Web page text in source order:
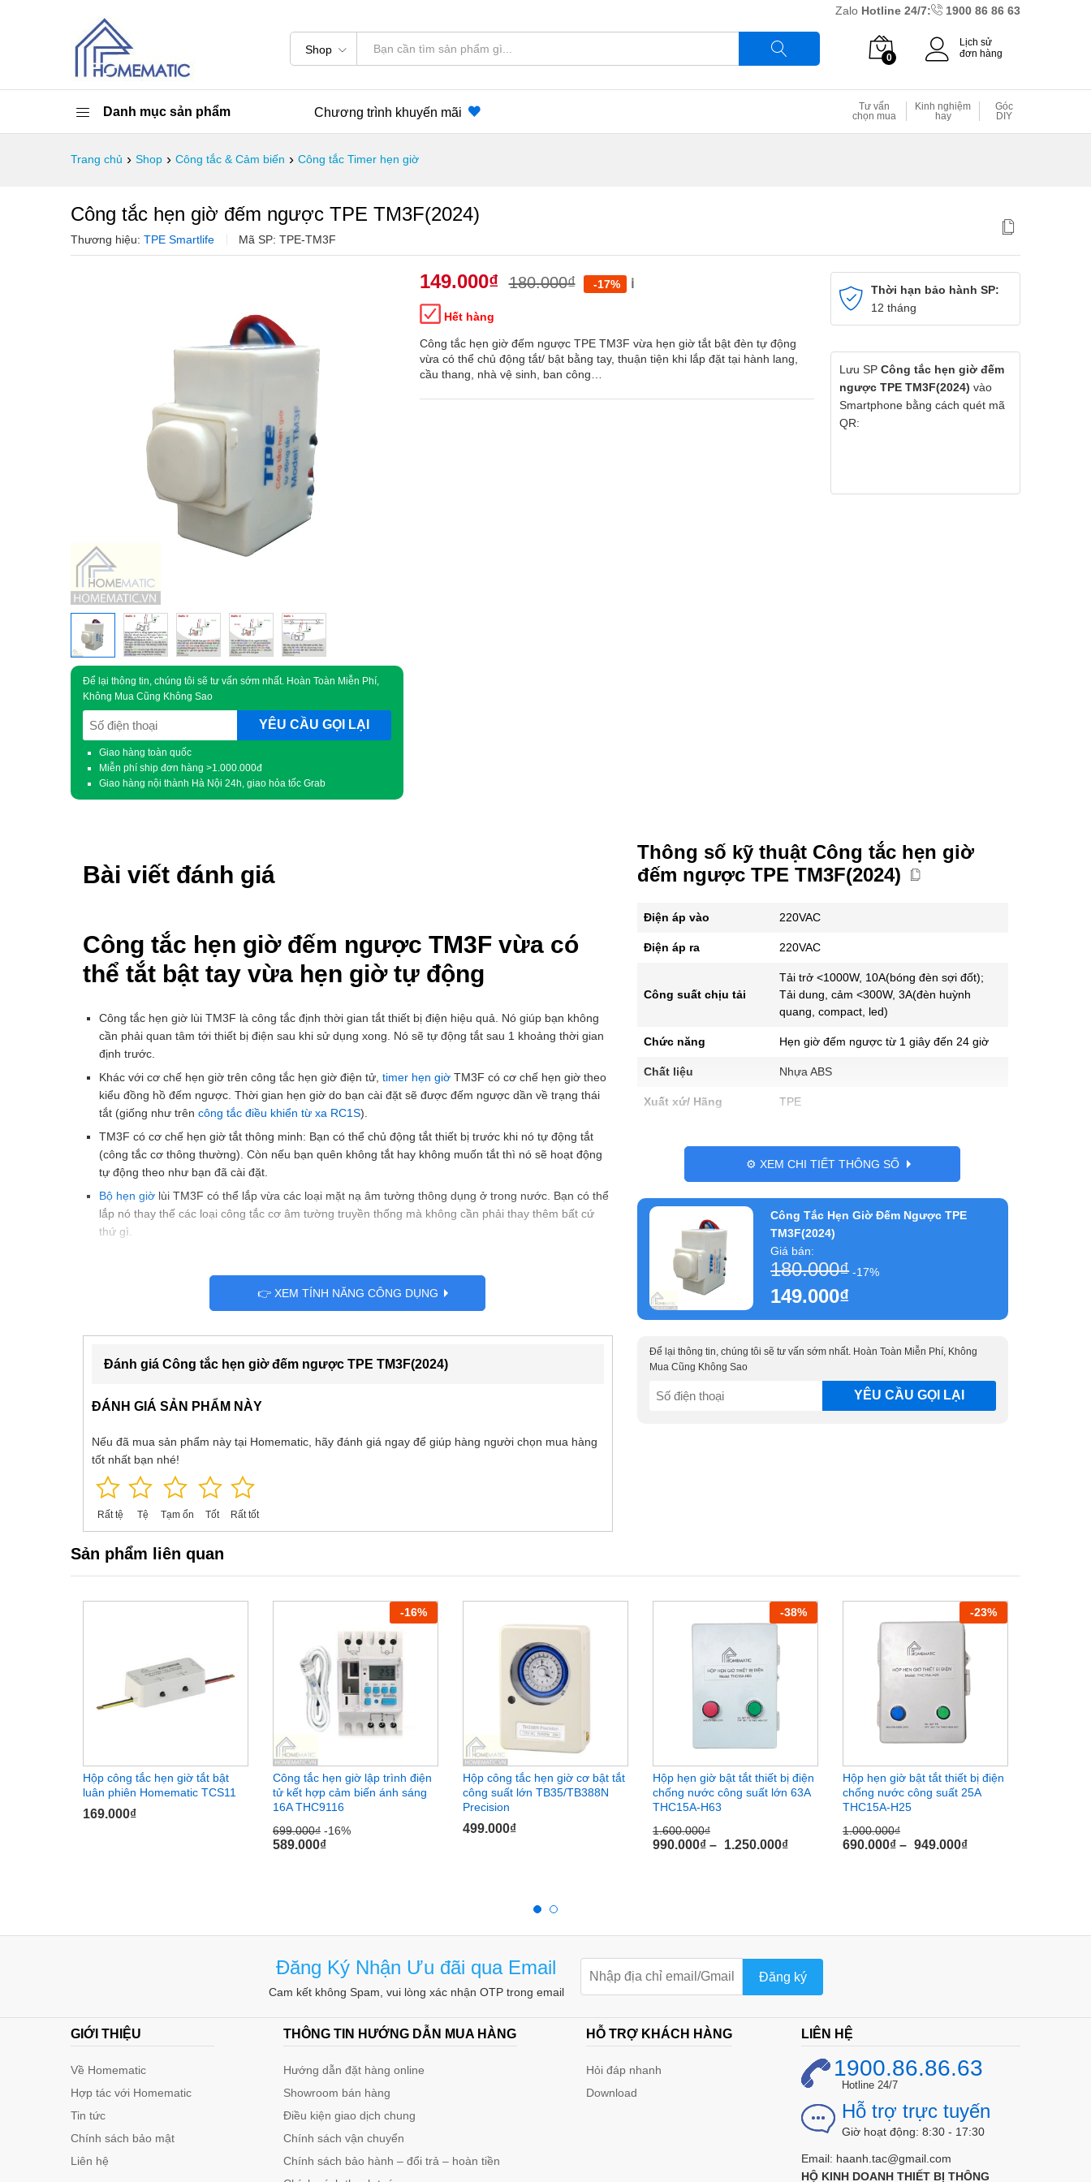
Zalo Hotline 24/7: 1900 86 86 63
Shop
0
Lịch sử
đơn hàng
Danh mục sản phẩm Chương trình khuyến mãi
Tư vấn
chọn mua
Kinh nghiệm
hay
Góc
DIY
Trang chủ › Shop › Công tắc & Cảm biến › Công tắc Timer hẹn giờ
Công tắc hẹn giờ đếm ngược TPE TM3F(2024)
Thương hiệu: TPE Smartlife Mã SP: TPE-TM3F
Để lại thông tin, chúng tôi sẽ tư vấn sớm nhất. Hoàn Toàn Miễn Phí,
Không Mua Cũng Không Sao
SĐT
(Required)
Giao hàng toàn quốc
Miễn phí ship đơn hàng >1.000.000đ
Giao hàng nội thành Hà Nội 24h, giao hỏa tốc Grab
149.000₫ 180.000₫ -17% ℹ️
Hết hàng
Công tắc hẹn giờ đếm ngược TPE TM3F vừa hẹn giờ tắt bật đèn tự động
vừa có thể chủ động tắt/ bật bằng tay, thuận tiện khi lắp đặt tại hành lang,
cầu thang, nhà vệ sinh, ban công…
Thời hạn bảo hành SP:
12 tháng
Lưu SP Công tắc hẹn giờ đếm
ngược TPE TM3F(2024) vào
Smartphone bằng cách quét mã
QR:
Bài viết đánh giá
Công tắc hẹn giờ đếm ngược TM3F vừa có
thể tắt bật tay vừa hẹn giờ tự động
Công tắc hẹn giờ lùi TM3F là công tắc định thời gian tắt thiết bị điện hiệu quả. Nó giúp bạn không
cần phải quan tâm tới thiết bị điện sau khi sử dụng xong. Nó sẽ tự động tắt sau 1 khoảng thời gian
định trước.
Khác với cơ chế hẹn giờ trên công tắc hẹn giờ điện tử, timer hẹn giờ TM3F có cơ chế hẹn giờ theo
kiểu đồng hồ đếm ngược. Thời gian hẹn giờ do bạn cài đặt sẽ được đếm ngược dần về trạng thái
tắt (giống như trên công tắc điều khiển từ xa RC1S).
TM3F có cơ chế hẹn giờ tắt thông minh: Bạn có thể chủ động tắt thiết bị trước khi nó tự động tắt
(công tắc cơ thông thường). Còn nếu bạn quên không tắt hay không muốn tắt thì nó sẽ hoạt động
tự động theo như bạn đã cài đặt.
Bộ hẹn giờ lùi TM3F có thể lắp vừa các loại mặt nạ âm tường thông dụng ở trong nước. Bạn có thể
lắp nó thay thế các loại công tắc cơ âm tường truyền thống mà không cần phải thay thêm bất cứ
thứ gì.
không chính hãng, giả nhái không có hóa đơn thuế).
Ứng dụng công tắc hẹn giờ TPE TM3F:
giờ, đèn bàn thờ tự tắt sau 2,5 giờ, đèn ngủ tự tắt sau 30 phút, tự tắt sạc điên thoại sau thời gian định
-Đặc biệt, khi đấu nối ổ cắm và công tắc định thời gian tắt TM3F với nhau ta có 1 ổ cắm hẹn giờ đa
năng và tiện ích. Bạn có thể cắm các thiết bị cần hẹn giờ tắt vào ổ điện và bật công tắc. Hết khoảng
thời gian cài đặt trước, thiết bị sẽ tự tắt.
👉 XEM TÍNH NĂNG CÔNG DỤNG
Đánh giá Công tắc hẹn giờ đếm ngược TPE TM3F(2024)
ĐÁNH GIÁ SẢN PHẨM NÀY
Nếu đã mua sản phẩm này tại Homematic, hãy đánh giá ngay để giúp hàng người chọn mua hàng
tốt nhất bạn nhé!
Rất tệ Tệ Tạm ổn Tốt Rất tốt
Thông số kỹ thuật Công tắc hẹn giờ
đếm ngược TPE TM3F(2024)
Điện áp vào 220VAC
Điện áp ra 220VAC
Công suất chịu tải
Tải trở <1000W, 10A(bóng đèn sợi đốt);
Tải dung, cảm <300W, 3A(đèn huỳnh
quang, compact, led)
Chức năng Hẹn giờ đếm ngược từ 1 giây đến 24 giờ
Chất liệu Nhựa ABS
Xuất xứ/ Hãng TPE
v.v…
⚙️ XEM CHI TIẾT THÔNG SỐ
Công Tắc Hẹn Giờ Đếm Ngược TPE
TM3F(2024)
Giá bán:
180.000₫-17%
149.000₫
Để lại thông tin, chúng tôi sẽ tư vấn sớm nhất. Hoàn Toàn Miễn Phí, Không
Mua Cũng Không Sao
SĐT
Sản phẩm liên quan
Hộp công tắc hẹn giờ tắt bật
luân phiên Homematic TCS11
169.000₫
-16%
Công tắc hẹn giờ lập trình điện
tử kết hợp cảm biến ánh sáng
16A THC9116
699.000₫ -16%
589.000₫
Hộp công tắc hẹn giờ cơ bật tắt
công suất lớn TB35/TB388N
Precision
499.000₫
-38%
Hộp hẹn giờ bật tắt thiết bị điện
chống nước công suất lớn 63A
THC15A-H63
1.600.000₫
990.000₫ – 1.250.000₫
-23%
Hộp hẹn giờ bật tắt thiết bị điện
chống nước công suất 25A
THC15A-H25
1.000.000₫
690.000₫ – 949.000₫
Đăng Ký Nhận Ưu đãi qua Email
Cam kết không Spam, vui lòng xác nhận OTP trong email
Đăng ký
GIỚI THIỆU
Về Homematic
Hợp tác với Homematic
Tin tức
Chính sách bảo mật
Liên hệ
THÔNG TIN HƯỚNG DẪN MUA HÀNG
Hướng dẫn đặt hàng online
Showroom bán hàng
Điều kiện giao dịch chung
Chính sách vận chuyển
Chính sách bảo hành – đổi trả – hoàn tiền
HỖ TRỢ KHÁCH HÀNG
Hỏi đáp nhanh
Download
LIÊN HỆ
1900.86.86.63
Hotline 24/7
Hỗ trợ trực tuyến
Giờ hoạt động: 8:30 - 17:30
Email: haanh.tac@gmail.com
HỘ KINH DOANH THIẾT BỊ THÔNG